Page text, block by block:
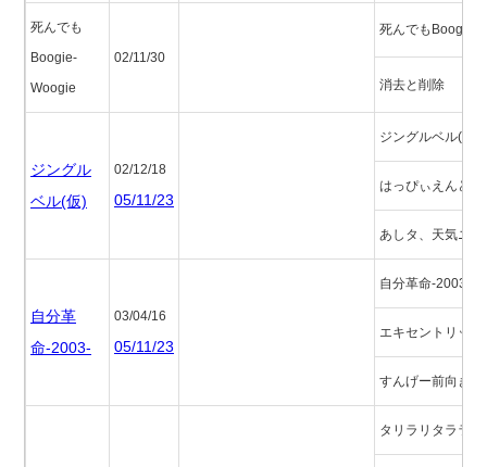
死んでも
Boogie-
Woogie
02/11/30
死んでもBoogie-
消去と削除
ジングル
ベル(仮)
02/12/18
05/11/23
ジングルベル(仮)
はっぴぃえんどの
あしタ、天気ニな
自分革
命-2003-
03/04/16
05/11/23
自分革命-2003-
エキセントリック
すんげー前向きな
タリラリタララ♪